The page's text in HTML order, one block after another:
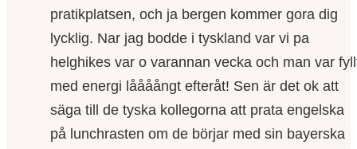
pratikplatsen, och ja bergen kommer gora dig
lycklig. Nar jag bodde i tyskland var vi pa
helghikes var o varannan vecka och man var
med energi låååångt efteråt! Sen är det ok att
säga till de tyska kollegorna att prata engelska
på lunchrasten om de börjar med sin bayerska